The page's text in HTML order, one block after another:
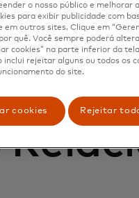
o nosso público e melhorar
para exibir publicidade com
em outros sites. Clique em
quê. Você sempre poderá
cookies” na parte inferior da
inclui rejeitar alguns ou todos os
do site.
cookies Rejeitar